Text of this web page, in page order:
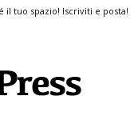
il tuo spazio! Iscriviti e posta!